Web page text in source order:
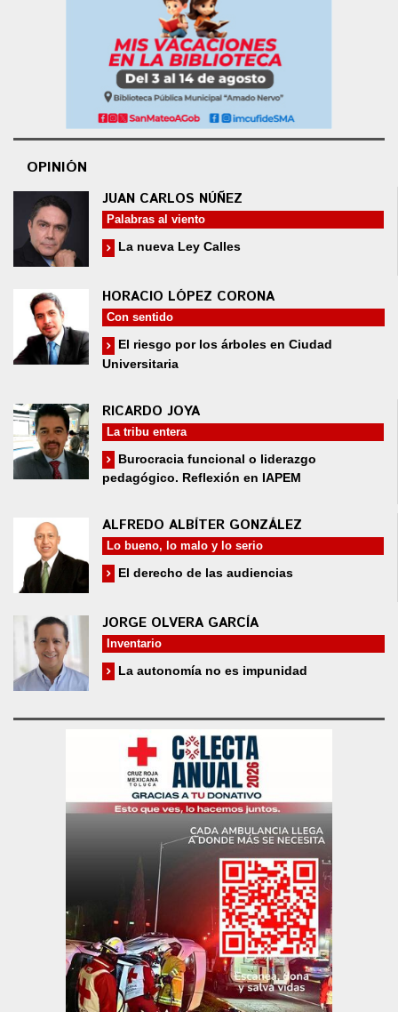
OPINIÓN
JUAN CARLOS NÚÑEZ
Palabras al viento
La nueva Ley Calles
HORACIO LÓPEZ CORONA
Con sentido
El riesgo por los árboles en Ciudad
Universitaria
RICARDO JOYA
La tribu entera
Burocracia funcional o liderazgo
pedagógico. Reflexión en IAPEM
ALFREDO ALBÍTER GONZÁLEZ
Lo bueno, lo malo y lo serio
El derecho de las audiencias
JORGE OLVERA GARCÍA
Inventario
La autonomía no es impunidad